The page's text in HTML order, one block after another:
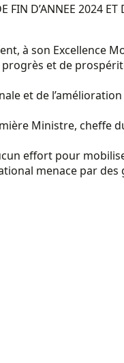
FIN D’ANNEE 2024 ET
à son Excellence
et de
et de
Ministre, cheffe
effort pour
menace par des